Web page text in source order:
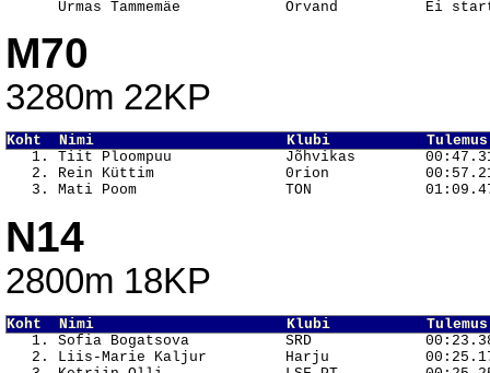
M70
3280m 22KP
Koht  Nimi                      Klubi
1. Tiit Ploompuu             Jõhvikas
2. Rein Küttim               0rion
N14
2800m 18KP
Koht  Nimi                      Klubi
1. Sofia Bogatsova           SRD
2. Liis-Marie Kaljur         Harju